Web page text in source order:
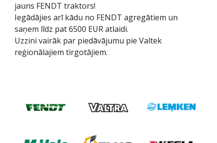
jauns FENDT traktors!
Iegādājies arī kādu no FENDT agregātiem un
saņem līdz pat 6500 EUR atlaidi.
Uzzini vairāk par piedāvājumu pie Valtek
reģionālajiem tirgotājiem.